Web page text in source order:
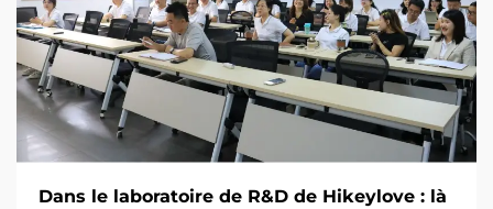
Dans le laboratoire de R&D de Hikeylove : là